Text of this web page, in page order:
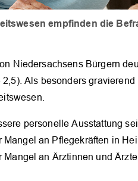
OK
empfinden die
Niedersachsens Bürgern
Als besonders
personelle Ausstattung
an Pflegekräften in
an Ärztinnen und